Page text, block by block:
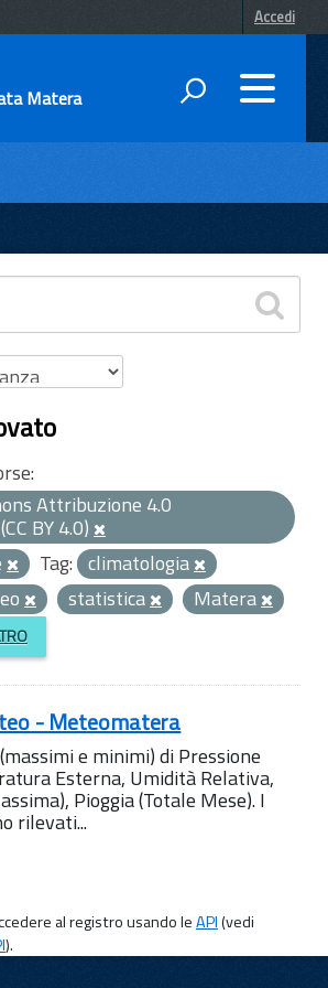
Accedi
Matera
Attribuzione 4.0
BY 4.0)
Tag: climatologia
statistica Matera
- Meteomatera
e minimi) di Pressione
Esterna, Umidità Relativa,
Pioggia (Totale Mese). I
rilevati...
al registro usando leAPI(vedi
).